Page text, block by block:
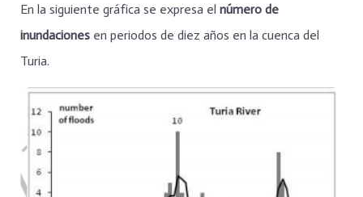
En la siguiente gráfica se expresa el número de
inundaciones en periodos de diez años en la cuenca del
Turia.